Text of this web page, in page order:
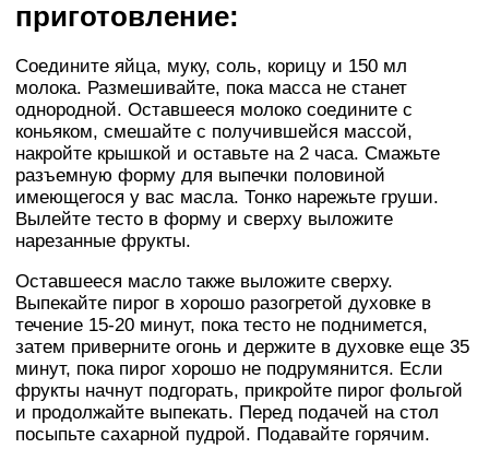
приготовление:
Соедините яйца, муку, соль, корицу и 150 мл
молока. Размешивайте, пока масса не станет
однородной. Оставшееся молоко соедините с
коньяком, смешайте с получившейся массой,
накройте крышкой и оставьте на 2 часа. Смажьте
разъемную форму для выпечки половиной
имеющегося у вас масла. Тонко нарежьте груши.
Вылейте тесто в форму и сверху выложите
нарезанные фрукты.
Оставшееся масло также выложите сверху.
Выпекайте пирог в хорошо разогретой духовке в
течение 15-20 минут, пока тесто не поднимется,
затем приверните огонь и держите в духовке еще 35
минут, пока пирог хорошо не подрумянится. Если
фрукты начнут подгорать, прикройте пирог фольгой
и продолжайте выпекать. Перед подачей на стол
посыпьте сахарной пудрой. Подавайте горячим.